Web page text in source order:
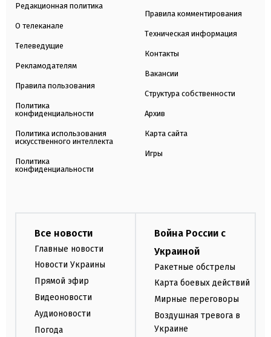
Редакционная политика
О телеканале
Телеведущие
Рекламодателям
Правила пользования
Политика
конфиденциальности
Политика использования
искусственного интеллекта
Политика
конфиденциальности
Правила комментирования
Техническая информация
Контакты
Вакансии
Структура собственности
Архив
Карта сайта
Игры
Все новости
Главные новости
Новости Украины
Прямой эфир
Видеоновости
Аудионовости
Погода
Война России с
Украиной
Ракетные обстрелы
Карта боевых действий
Мирные переговоры
Воздушная тревога в
Украине